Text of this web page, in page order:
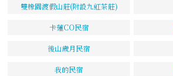
雙橡園渡假山莊(附設九虹茶莊)
卡蓮CO民宿
後山歲月民宿
我的民宿